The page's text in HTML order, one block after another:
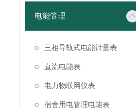
电能管理
三相导轨式电能计量表
直流电能表
电力物联网仪表
宿舍用电管理电能表